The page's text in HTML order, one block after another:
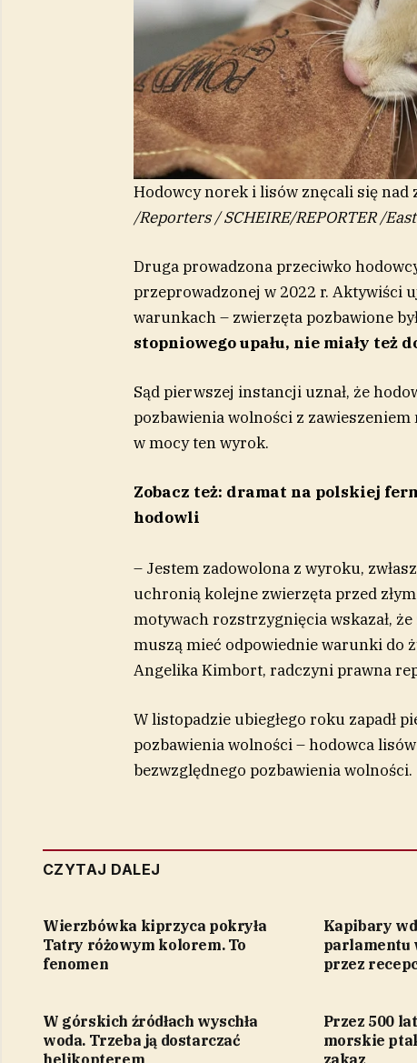
Hodowcy norek i lisów znęcali się nad
/Reporters / SCHEIRE/REPORTER/
Druga prowadzona przeciwko
przeprowadzonej w 2022 r. Aktywiści
warunkach – zwierzęta pozbawione
stopniowego upału, nie miały też
Sąd pierwszej instancji uznał, że
pozbawienia wolności z
w mocy ten wyrok.
Zobacz też: dramat na polskiej
hodowli
– Jestem zadowolona z wyroku,
uchronią kolejne zwierzęta przed
motywach rozstrzygnięcia wskazał,
muszą mieć odpowiednie warunki do
Angelika Kimbort, radczyni prawna
W listopadzie ubiegłego roku zapadł
pozbawienia wolności – hodowca
bezwzględnego pozbawienia wolności.
CZYTAJ DALEJ
Wierzbówka kiprzyca pokryła
Tatry różowym kolorem. To
fenomen
Kapibary
parlamentu
przez
W górskich źródłach wyschła
woda. Trzeba ją dostarczać
helikopterem
Przez 500
morskie
zakaz